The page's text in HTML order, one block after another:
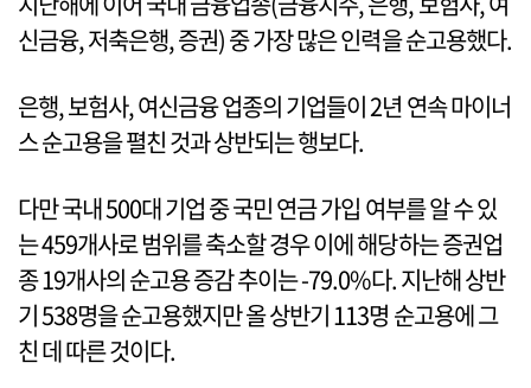
신금융, 저축은행, 증권) 중 가장 많은 인력을 순고용했다.
은행, 보험사, 여신금융 업종의 기업들이 2년 연속 마이너
스 순고용을 펼친 것과 상반되는 행보다.
다만 국내 500대 기업 중 국민 연금 가입 여부를 알 수 있
는 459개사로 범위를 축소할 경우 이에 해당하는 증권업
종 19개사의 순고용 증감 추이는 -79.0%다. 지난해 상반
기 538명을 순고용했지만 올 상반기 113명 순고용에 그
친 데 따른 것이다.